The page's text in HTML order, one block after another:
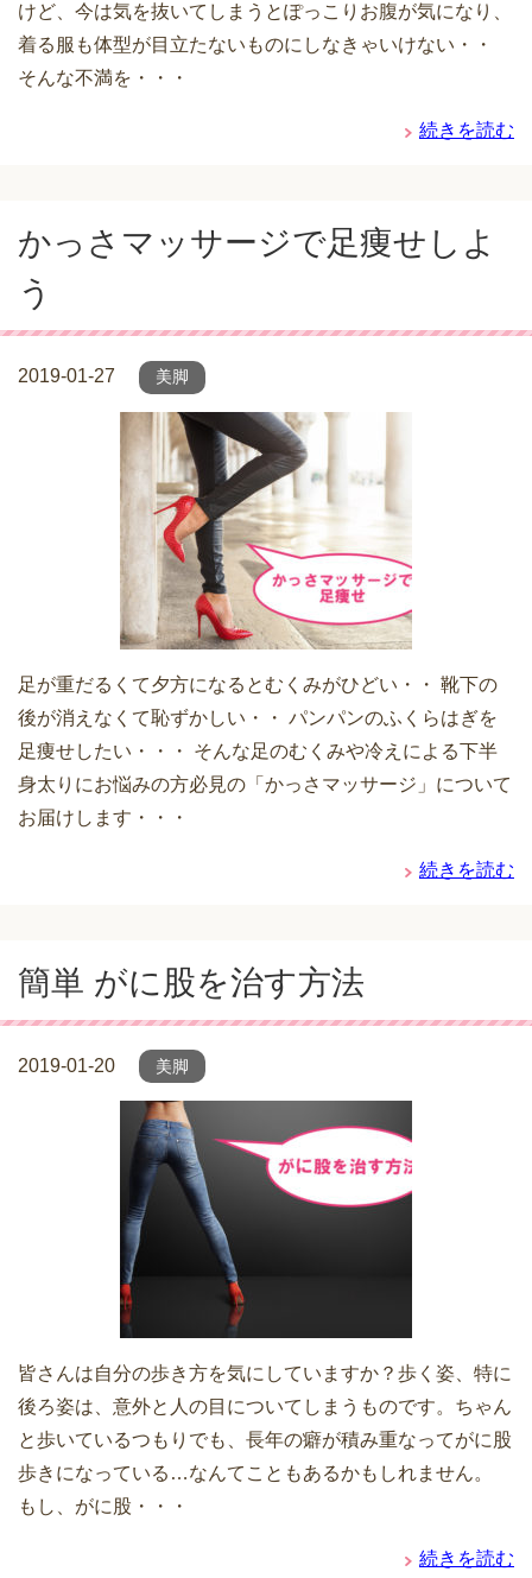
けど、今は気を抜いてしまうとぽっこりお腹が気になり、
着る服も体型が目立たないものにしなきゃいけない・・
そんな不満を・・・
続きを読む
かっさマッサージで足痩せしよ
う
2019-01-27 美脚
足が重だるくて夕方になるとむくみがひどい・・ 靴下の
後が消えなくて恥ずかしい・・ パンパンのふくらはぎを
足痩せしたい・・・ そんな足のむくみや冷えによる下半
身太りにお悩みの方必見の「かっさマッサージ」について
お届けします・・・
続きを読む
簡単 がに股を治す方法
2019-01-20 美脚
皆さんは自分の歩き方を気にしていますか？歩く姿、特に
後ろ姿は、意外と人の目についてしまうものです。ちゃん
と歩いているつもりでも、長年の癖が積み重なってがに股
歩きになっている…なんてこともあるかもしれません。
もし、がに股・・・
続きを読む